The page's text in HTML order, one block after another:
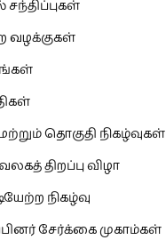
சந்திப்புகள்
வழக்குகள்
தொகுதி நிகழ்வுகள்
திறப்பு விழா
நிகழ்வு
சேர்க்கை முகாம்கள்